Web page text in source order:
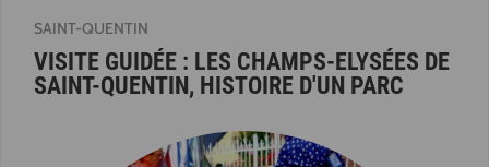
SAINT-QUENTIN
VISITE GUIDÉE : LES CHAMPS-ELYSÉES DE
SAINT-QUENTIN, HISTOIRE D'UN PARC